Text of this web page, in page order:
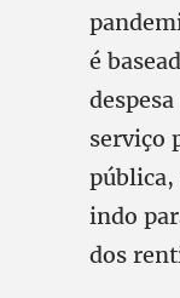
é
serviço
pública,
indo
dos